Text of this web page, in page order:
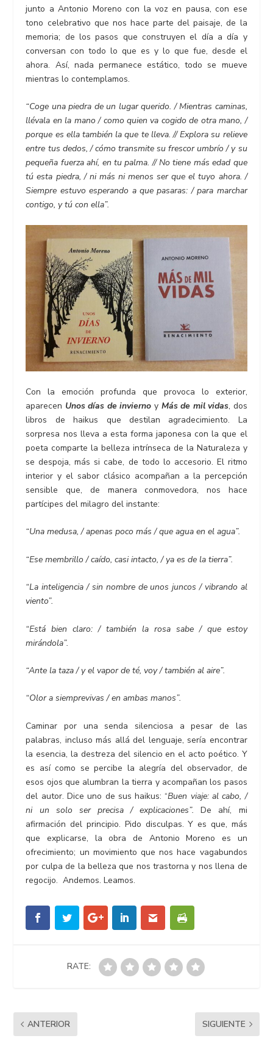
junto a Antonio Moreno con la voz en pausa, con ese
tono celebrativo que nos hace parte del paisaje, de la
memoria; de los pasos que construyen el día a día y
conversan con todo lo que es y lo que fue, desde el
ahora. Así, nada permanece estático, todo se mueve
mientras lo contemplamos.
“Coge una piedra de un lugar querido. / Mientras caminas,
llévala en la mano / como quien va cogido de otra mano, /
porque es ella también la que te lleva. // Explora su relieve
entre tus dedos, / cómo transmite su frescor umbrío / y su
pequeña fuerza ahí, en tu palma. // No tiene más edad que
tú esta piedra, / ni más ni menos ser que el tuyo ahora. /
Siempre estuvo esperando a que pasaras: / para marchar
contigo, y tú con ella”.
Con la emoción profunda que provoca lo exterior,
aparecen Unos días de inviernoy Más de mil vidas, dos
libros de haikus que destilan agradecimiento. La
sorpresa nos lleva a esta forma japonesa con la que el
poeta comparte la belleza intrínseca de la Naturaleza y
se despoja, más si cabe, de todo lo accesorio. El ritmo
interior y el sabor clásico acompañan a la percepción
sensible que, de manera conmovedora, nos hace
partícipes del milagro del instante:
“Una medusa, / apenas poco más / que agua en el agua”.
“Ese membrillo / caído, casi intacto, / ya es de la tierra”.
“La inteligencia / sin nombre de unos juncos / vibrando al
viento”.
“Está bien claro: / también la rosa sabe / que estoy
mirándola”.
“Ante la taza / y el vapor de té, voy / también al aire”.
“Olor a siemprevivas / en ambas manos”.
Caminar por una senda silenciosa a pesar de las
palabras, incluso más allá del lenguaje, sería encontrar
la esencia, la destreza del silencio en el acto poético. Y
es así como se percibe la alegría del observador, de
esos ojos que alumbran la tierra y acompañan los pasos
del autor. Dice uno de sus haikus: “Buen viaje: al cabo, /
ni un solo ser precisa / explicaciones”.De ahí, mi
afirmación del principio. Pido disculpas. Y es que, más
que explicarse, la obra de Antonio Moreno es un
ofrecimiento; un movimiento que nos hace vagabundos
por culpa de la belleza que nos trastorna y nos llena de
regocijo. Andemos. Leamos.
RATE:
ANTERIOR SIGUIENTE